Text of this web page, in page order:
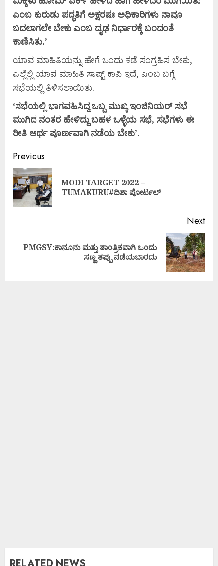
ಎಂಬ ಕುರುಡು ಪದ್ಧತಿಗೆ ಅಕ್ಷರಷಃ ಅಧಿಕಾರಿಗಳು ನಾವೂ
ಬದಲಾಗಲೇ ಬೇಕು ಎಂಬ ದೃಢ ನಿರ್ಧಾರಕ್ಕೆ ಬಂದಂತೆ
ಕಾಣಿಸಿತು.’
ಯಾವ ಮಾಹಿತಿಯನ್ನು ಹೇಗೆ ಒಂದು ಕಡೆ ಸಂಗ್ರಹಿಸ ಬೇಕು,
ಎಲ್ಲೆಲ್ಲಿ ಯಾವ ಮಾಹಿತಿ ಸಾಪ್ಟ್ ಕಾಪಿ ಇದೆ, ಎಂಬ ಬಗ್ಗೆ
ಸಭೆಯಲ್ಲಿ ತಿಳಿಸಲಾಯಿತು.
‘ಸಭೆಯಲ್ಲಿ ಭಾಗವಹಿಸಿದ್ದಒಬ್ಬ ಮುಖ್ಯಇಂಜಿನಿಯರ್ ಸಭೆ
ಮುಗಿದ ನಂತರ ಹೇಳಿದ್ದು ಬಹಳ ಒಳ್ಳೆಯ ಸಭೆ, ಸಭೆಗಳು ಈ
ರೀತಿ ಅರ್ಥ ಪೂರ್ಣವಾಗಿ ನಡೆಯ ಬೇಕು’.
Previous
MODI TARGET 2022 –
TUMAKURU#ದಿಶಾ ಪೋರ್ಟಲ್
Next
PMGSY:ಕಾನೂನು ಮತ್ತು ತಾಂತ್ರಿಕವಾಗಿ ಒಂದು
ಸಣ್ಣ ತಪ್ಪು ನಡೆಯಬಾರದು
RELATED NEWS